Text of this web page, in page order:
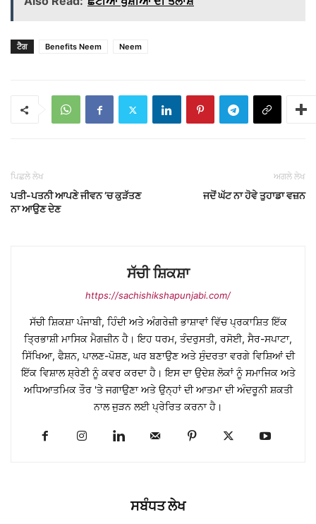
ਟੈਗ Benefits Neem Neem
ਪਿਛਲੇ ਲੇਖ
ਪਤੀ-ਪਤਨੀ ਆਪਣੇ ਜੀਵਨ ’ਚ ਕੁੜੱਤਣ
ਨਾ ਆਉਣ ਦੇਣ
ਅਗਲੇ ਲੇਖ
ਜਦੋਂ ਘੱਟ ਨਾ ਹੋਵੇ ਤੁਹਾਡਾ ਵਜ਼ਨ
ਸੱਚੀ ਸ਼ਿਕਸ਼ਾ
https://sachishikshapunjabi.com/
ਸੱਚੀ ਸ਼ਿਕਸ਼ਾ ਪੰਜਾਬੀ, ਹਿੰਦੀ ਅਤੇ ਅੰਗਰੇਜ਼ੀ ਭਾਸ਼ਾਵਾਂ ਵਿੱਚ ਪ੍ਰਕਾਸ਼ਿਤ ਇੱਕ
ਤ੍ਰਿਭਾਸ਼ੀ ਮਾਸਿਕ ਮੈਗਜ਼ੀਨ ਹੈ। ਇਹ ਧਰਮ, ਤੰਦਰੁਸਤੀ, ਰਸੋਈ, ਸੈਰ-ਸਪਾਟਾ,
ਸਿੱਖਿਆ, ਫੈਸ਼ਨ, ਪਾਲਣ-ਪੋਸ਼ਣ, ਘਰ ਬਣਾਉਣ ਅਤੇ ਸੁੰਦਰਤਾ ਵਰਗੇ ਵਿਸ਼ਿਆਂ ਦੀ
ਇੱਕ ਵਿਸ਼ਾਲ ਸ਼੍ਰੇਣੀ ਨੂੰ ਕਵਰ ਕਰਦਾ ਹੈ। ਇਸ ਦਾ ਉਦੇਸ਼ ਲੋਕਾਂ ਨੂੰ ਸਮਾਜਿਕ ਅਤੇ
ਅਧਿਆਤਮਿਕ ਤੌਰ 'ਤੇ ਜਗਾਉਣਾ ਅਤੇ ਉਨ੍ਹਾਂ ਦੀ ਆਤਮਾ ਦੀ ਅੰਦਰੂਨੀ ਸ਼ਕਤੀ
ਨਾਲ ਜੁੜਨ ਲਈ ਪ੍ਰੇਰਿਤ ਕਰਨਾ ਹੈ।
ਸਬੰਧਤ ਲੇਖ